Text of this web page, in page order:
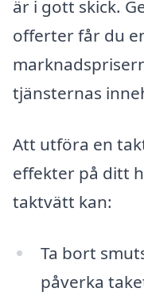
är i gott skick.
offerter får du
tjänsternas
Att utföra en
effekter på ditt
taktvätt kan:
Ta bort
påverka